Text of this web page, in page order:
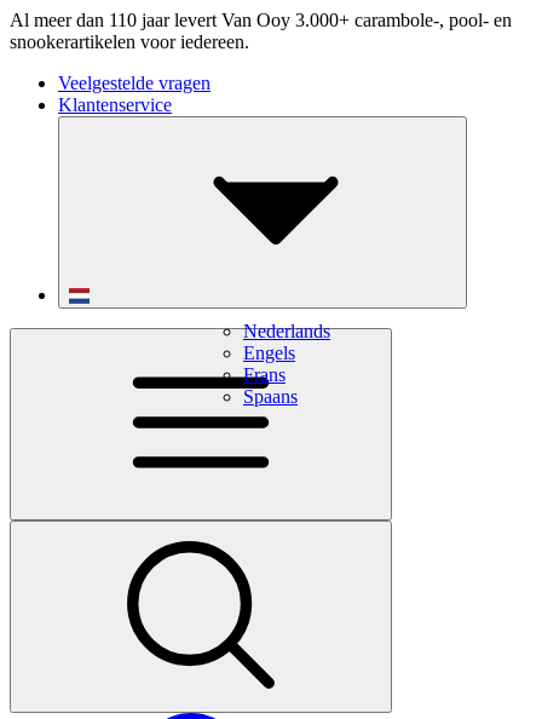
Al meer dan 110 jaar levert Van Ooy 3.000+ carambole-, pool- en
snookerartikelen voor iedereen.
Veelgestelde vragen
Klantenservice
Nederlands
Engels
Frans
Spaans